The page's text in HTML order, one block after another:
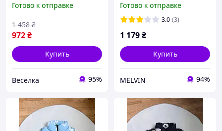
ванной туалета для детей
FLAME
Готово к отправке
972₴
1 458 ₴
Купить
Веселка 95%
(Размер 30x30x9 мм),
Черный
Готово к отправке
3.0 (3)
1 179₴
Купить
MELVIN 94%